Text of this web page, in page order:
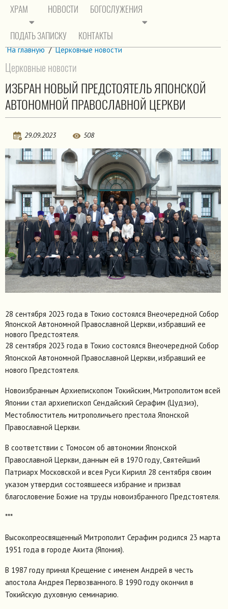
ХРАМ НОВОСТИ БОГОСЛУЖЕНИЯ
ПОДАТЬ ЗАПИСКУ КОНТАКТЫ
На главную / Церковные новости
Церковные новости
ИЗБРАН НОВЫЙ ПРЕДСТОЯТЕЛЬ ЯПОНСКОЙ
АВТОНОМНОЙ ПРАВОСЛАВНОЙ ЦЕРКВИ
29.09.2023 508
28 сентября 2023 года в Токио состоялся Внеочередной Собор
Японской Автономной Православной Церкви, избравший ее
нового Предстоятеля.
28 сентября 2023 года в Токио состоялся Внеочередной Собор
Японской Автономной Православной Церкви, избравший ее
нового Предстоятеля.
Новоизбранным Архиепископом Токийским, Митрополитом всей
Японии стал архиепископ Сендайский Серафим (Цудзиэ),
Местоблюститель митрополичьего престола Японской
Православной Церкви.
В соответствии с Томосом об автономии Японской
Православной Церкви, данным ей в 1970 году, Святейший
Патриарх Московской и всея Руси Кирилл 28 сентября своим
указом утвердил состоявшееся избрание и призвал
благословение Божие на труды новоизбранного Предстоятеля.
***
Высокопреосвященный Митрополит Серафим родился 23 марта
1951 года в городе Акита (Япония).
В 1987 году принял Крещение с именем Андрей в честь
апостола Андрея Первозванного. В 1990 году окончил в
Токийскую духовную семинарию.